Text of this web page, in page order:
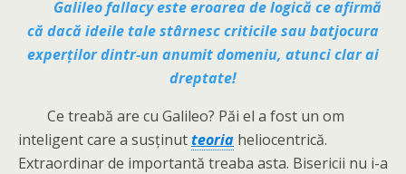
Galileo fallacy este eroarea de logică ce afirmă
că dacă ideile tale stârnesc criticile sau batjocura
experților dintr-un anumit domeniu, atunci clar ai
dreptate!
Ce treabă are cu Galileo? Păi el a fost un om
inteligent care a susținutteoria heliocentrică.
Extraordinar de importantă treaba asta. Bisericii nu i-a